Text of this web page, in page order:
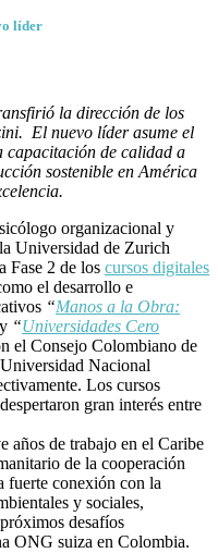
líder
la dirección de los
El nuevo líder asume el
capacitación de calidad a
sostenible en América
organizacional y
Universidad de Zurich
Fase 2 de los cursos digitales
el desarrollo e
“Manos a la Obra:
y “Universidades Cero
el Consejo Colombiano de
Nacional
Los cursos
gran interés entre
años de trabajo en el Caribe
de la cooperación
fuerte conexión con la
y sociales,
desafíos
ONG suiza en Colombia.